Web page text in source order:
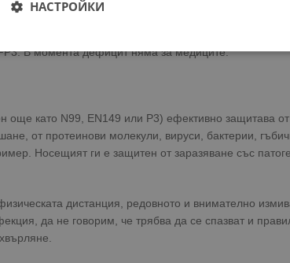
пациенти. Поради недостига на санитарни
Кох", например, позволи да се използват в
В момента дефицит няма за медиците.
още като N99, EN149 или P3) ефективно защитава
от протеинови молекули, вируси, бактерии,
Носещият ги е защитен от заразяване със
дистанция, редовното и внимателно
да не говорим, че трябва да се спазват и
НАСТРОЙКИ
Строго
Ефективност
Строго необходимите бисквитки позволяват основната
на акаунта. Уебсайтът не може да се използва правилно без